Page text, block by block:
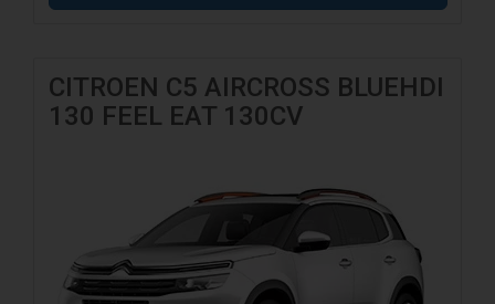
CITROEN C5 AIRCROSS BLUEHDI
130 FEEL EAT 130CV